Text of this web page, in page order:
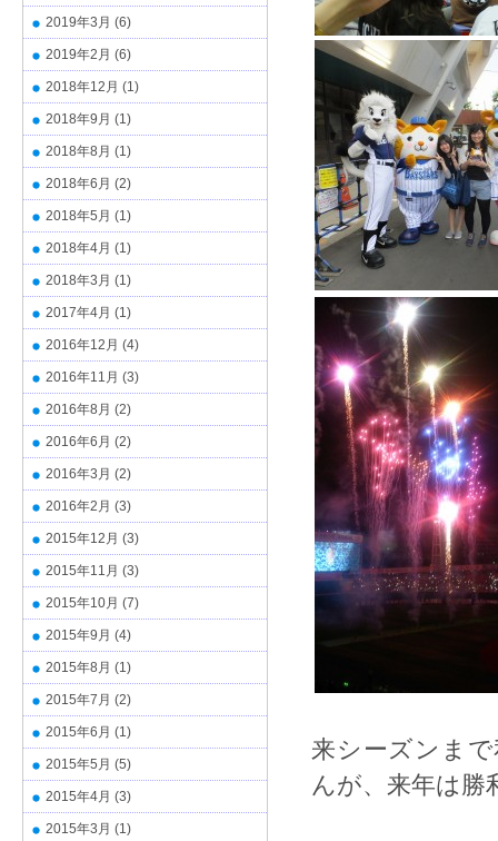
来シーズンま
んが、来年は勝
2019年3月 (6)
2019年2月 (6)
2018年12月 (1)
2018年9月 (1)
2018年8月 (1)
2018年6月 (2)
2018年5月 (1)
2018年4月 (1)
2018年3月 (1)
2017年4月 (1)
2016年12月 (4)
2016年11月 (3)
2016年8月 (2)
2016年6月 (2)
2016年3月 (2)
2016年2月 (3)
2015年12月 (3)
2015年11月 (3)
2015年10月 (7)
2015年9月 (4)
2015年8月 (1)
2015年7月 (2)
2015年6月 (1)
2015年5月 (5)
2015年4月 (3)
2015年3月 (1)